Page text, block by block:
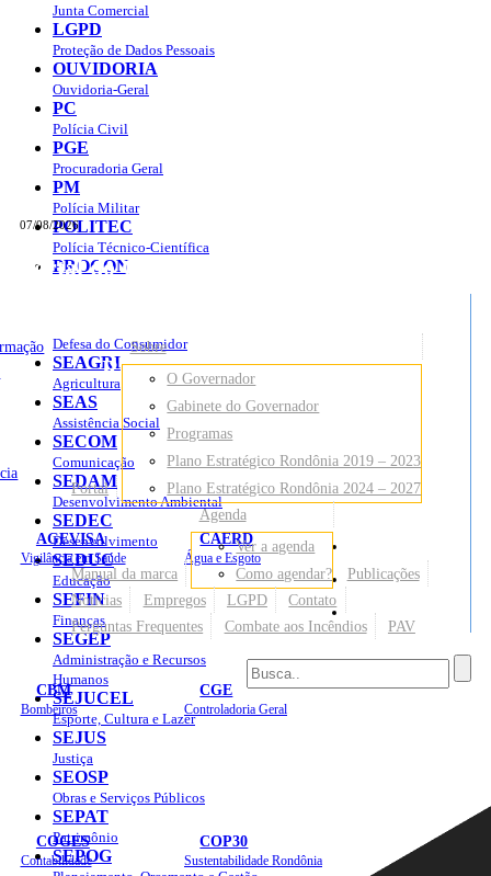
07/08/2026
Portal do Governo do
Rondônia
AGEVISA
Vigilância em Saúde
CAERD
Água e Esgoto
CBM
Bombeiros
CGE
Controladoria Geral
COGES
Contabilidade
COP30
Sustentabilidade Rondônia
Sites
Portal
Sobre
O Governador
Gabinete do Governador
Programas
Plano Estratégico Rondônia 2019 – 2023
Plano Estratégico Rondônia 2024 – 2027
Manual da marca
Agenda
Ver a agenda
Como agendar?
Publicações
Notícias
Empregos LGPD
Contato
Perguntas Frequentes
Combate aos Incêndios PAV
Junta Comercial
LGPD
Proteção de Dados Pessoais
OUVIDORIA
Ouvidoria-Geral
PC
Polícia Civil
PGE
Procuradoria Geral
PM
Polícia Militar
POLITEC
Polícia Técnico-Científica
PROCON
Defesa do Consumidor
SEAGRI
Agricultura
SEAS
Assistência Social
SECOM
Comunicação
SEDAM
Desenvolvimento Ambiental
SEDEC
Desenvolvimento
SEDUC
Educação
SEFIN
Finanças
SEGEP
Administração e Recursos
Humanos
SEJUCEL
Esporte, Cultura e Lazer
SEJUS
Justiça
SEOSP
Obras e Serviços Públicos
SEPAT
Patrimônio
SEPOG